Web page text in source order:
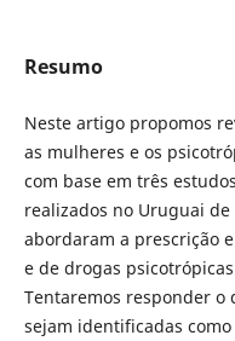
Resumo
Neste artigo propomos
as mulheres e os
com base em três
realizados no Uruguai de
abordaram a prescrição
e de drogas
Tentaremos responder o
sejam identificadas